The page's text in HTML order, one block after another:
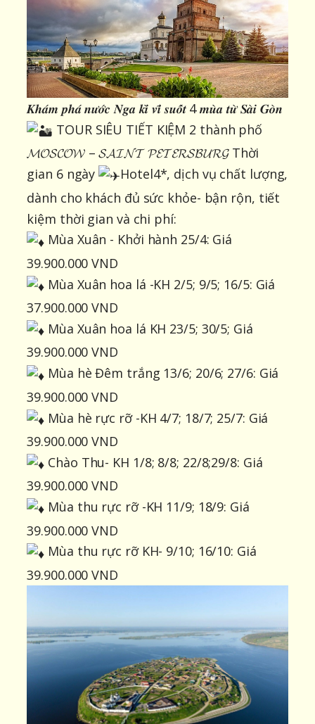
𝑲𝒉𝒂́𝒎 𝒑𝒉𝒂́ 𝒏𝒖̛𝒐̛́𝒄 𝑵𝒈𝒂 𝒌𝒊̀ 𝒗𝒊̃ 𝒔𝒖𝒐̂́𝒕 4 𝒎𝒖̀𝒂 𝒕𝒖̛̀ 𝑺𝒂̀𝒊 𝑮𝒐̀𝒏
TOUR SIÊU TIẾT KIỆM 2 thành phố
𝓜𝓞𝓢𝓒𝓞𝓦 – 𝓢𝓐𝓘𝓝𝓣 𝓟𝓔𝓣𝓔𝓡𝓢𝓑𝓤𝓡𝓖 Thời
gian 6 ngày
Hotel4*, dịch vụ chất lượng,
dành cho khách đủ sức khỏe- bận rộn, tiết
kiệm thời gian và chi phí:
Mùa Xuân - Khởi hành 25/4: Giá
39.900.000 VND
Mùa Xuân hoa lá -KH 2/5; 9/5; 16/5: Giá
37.900.000 VND
Mùa Xuân hoa lá KH 23/5; 30/5; Giá
39.900.000 VND
Mùa hè Đêm trắng 13/6; 20/6; 27/6: Giá
39.900.000 VND
Mùa hè rực rỡ -KH 4/7; 18/7; 25/7: Giá
39.900.000 VND
Chào Thu- KH 1/8; 8/8; 22/8;29/8: Giá
39.900.000 VND
Mùa thu rực rỡ -KH 11/9; 18/9: Giá
39.900.000 VND
Mùa thu rực rỡ KH- 9/10; 16/10: Giá
39.900.000 VND